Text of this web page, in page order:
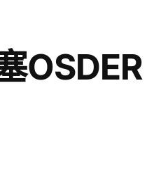
OSDER